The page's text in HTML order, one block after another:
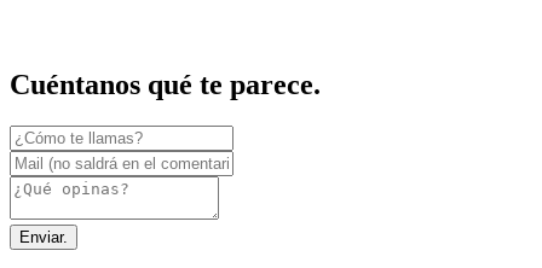
Cuéntanos qué te parece.
Enviar.